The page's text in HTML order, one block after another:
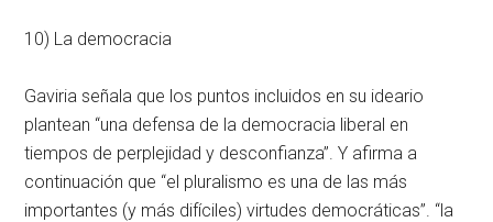
10) La democracia
Gaviria señala que los puntos incluidos en su ideario
plantean “una defensa de la democracia liberal en
tiempos de perplejidad y desconfianza”. Y afirma a
continuación que “el pluralismo es una de las más
importantes (y más difíciles) virtudes democráticas”. “la